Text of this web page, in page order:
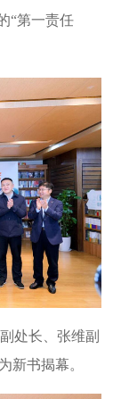
“第一责任
处长、张维副
新书揭幕。